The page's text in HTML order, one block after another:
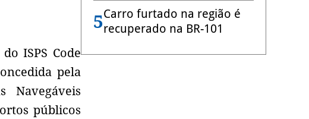
ISPS Code
pela
Navegáveis
públicos
5Carro furtado na região é
recuperado na BR-101